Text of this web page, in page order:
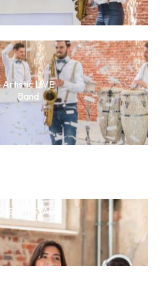
Artistic L!VE
Band
L!VE ON STAGE